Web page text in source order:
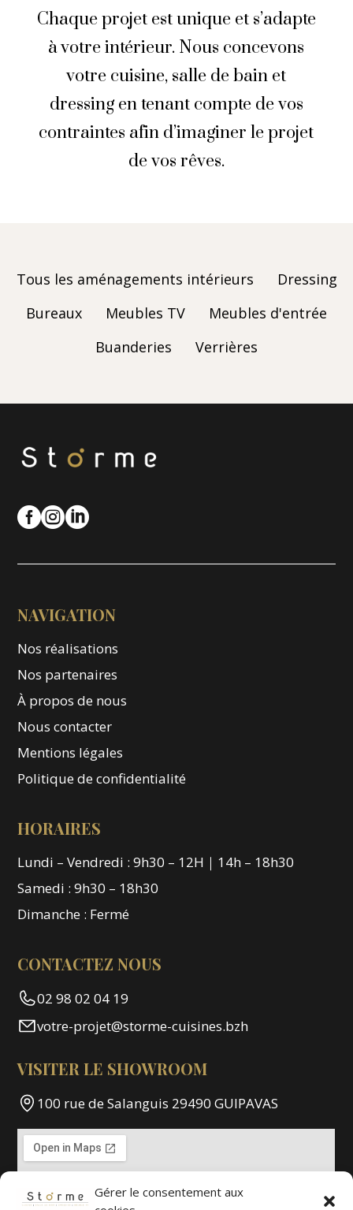
Gérer le consentement aux
Chaque projet est unique et s’adapte
à votre intérieur. Nous concevons
votre cuisine, salle de bain et
dressing en tenant compte de vos
contraintes afin d’imaginer le projet
de vos rêves.
Tous les aménagements intérieurs
Dressing
Bureaux
Meubles TV
Meubles d'entrée
Buanderies
Verrières

NAVIGATION
Nos réalisations
Nos partenaires
À propos de nous
Nous contacter
Mentions légales
Politique de confidentialité
HORAIRES
Lundi – Vendredi : 9h30 – 12H｜14h – 18h30
Samedi : 9h30 – 18h30
Dimanche : Fermé
CONTACTEZ NOUS
02 98 02 04 19
votre-projet@storme-cuisines.bzh
VISITER LE SHOWROOM
100 rue de Salanguis 29490 GUIPAVAS